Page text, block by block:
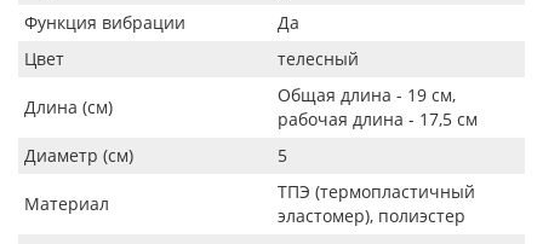
Функция вибрации
Да
Цвет
телесный
Длина (см)
Общая длина - 19 см,
рабочая длина - 17,5 см
Диаметр (см)
5
Материал
ТПЭ (термопластичный
эластомер), полиэстер